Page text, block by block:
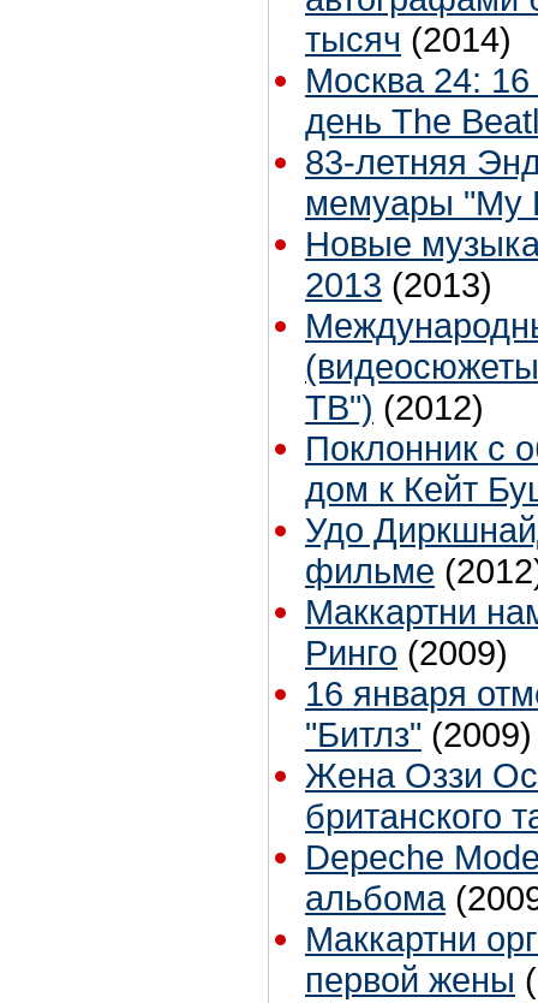
тысяч (2014)
Москва 24:
день The
83-летняя
мемуары "My
Новые
2013 (2013)
ТВ") (2012)
Поклонник с
дом к Кейт
Удо
фильме
Маккартни
Ринго (2009)
16 января
"Битлз" (2009)
Жена Оззи
британского
Depeche
альбома
Маккартни
первой жены